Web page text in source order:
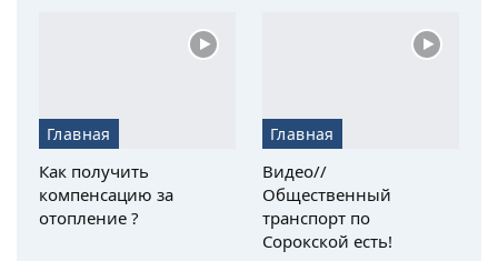
Главная
Как получить
компенсацию за
отопление ?
Главная
Видео//
Общественный
транспорт по
Сорокской есть!